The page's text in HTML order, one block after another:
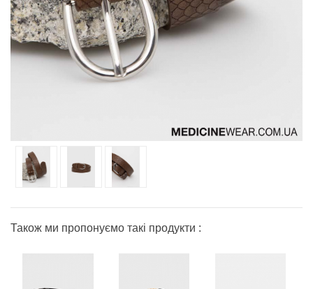
Також ми пропонуємо такі продукти :